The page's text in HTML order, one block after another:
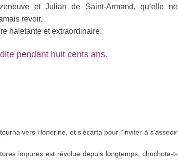
et Julian de Saint-Armand, qu’elle ne
revoir.
haletante et extraordinaire.
pendant huit cents ans.
vers Honorine, et s’écarta pour l’inviter à s’asseoir
impures est révolue depuis longtemps, chuchota-t-